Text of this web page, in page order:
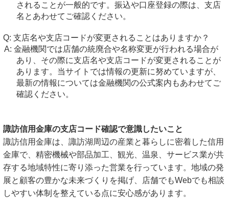
されることが一般的です。振込や口座登録の際は、支店
名とあわせてご確認ください。
支店名や支店コードが変更されることはありますか？
金融機関では店舗の統廃合や名称変更が行われる場合が
あり、その際に支店名や支店コードが変更されることが
あります。当サイトでは情報の更新に努めていますが、
最新の情報については金融機関の公式案内もあわせてご
確認ください。
諏訪信用金庫の支店コード確認で意識したいこと
諏訪信用金庫は、諏訪湖周辺の産業と暮らしに密着した信用
金庫で、精密機械や部品加工、観光、温泉、サービス業が共
存する地域特性に寄り添った営業を行っています。地域の発
展と顧客の豊かな未来づくりを掲げ、店舗でもWebでも相談
しやすい体制を整えている点に安心感があります。